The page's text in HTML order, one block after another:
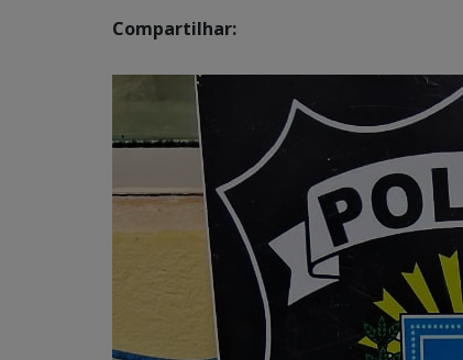
Compartilhar: